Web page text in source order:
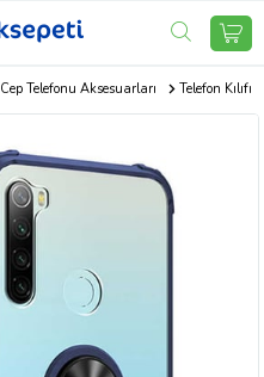
Cep Telefonu Aksesuarları Telefon Kılıfı